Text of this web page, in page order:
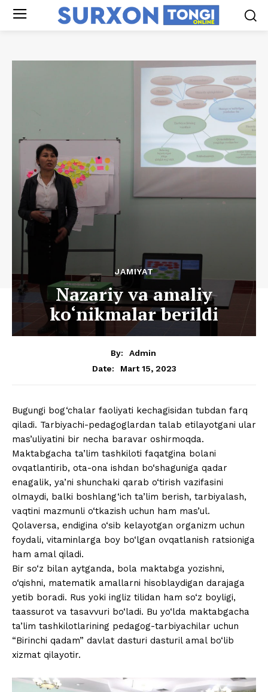
JAMIYAT
Nazariy va amaliy
ko‘nikmalar berildi
By:
Admin
Date:
Mart 15, 2023
Bugungi bog‘chalar faoliyati kechagisidan tubdan farq
qiladi. Tarbiyachi-pedagoglardan talab etilayotgani ular
mas’uliyatini bir necha baravar oshirmoqda.
Maktabgacha ta’lim tashkiloti faqatgina bolani
ovqatlantirib, ota-ona ishdan bo‘shaguniga qadar
enagalik, ya’ni shunchaki qarab o‘tirish vazifasini
olmaydi, balki boshlang‘ich ta’lim berish, tarbiyalash,
vaqtini mazmunli o‘tkazish uchun ham mas’ul.
Qolaversa, endigina o‘sib kelayotgan organizm uchun
foydali, vitaminlarga boy bo‘lgan ovqatlanish ratsioniga
ham amal qiladi.
Bir so‘z bilan aytganda, bola maktabga yozishni,
o‘qishni, matematik amallarni hisoblaydigan darajaga
yetib boradi. Rus yoki ingliz tilidan ham so‘z boyligi,
taassurot va tasavvuri bo‘ladi. Bu yo‘lda maktabgacha
ta’lim tashkilotlarining pedagog-tarbiyachilar uchun
“Birinchi qadam” davlat dasturi dasturil amal bo‘lib
xizmat qilayotir.